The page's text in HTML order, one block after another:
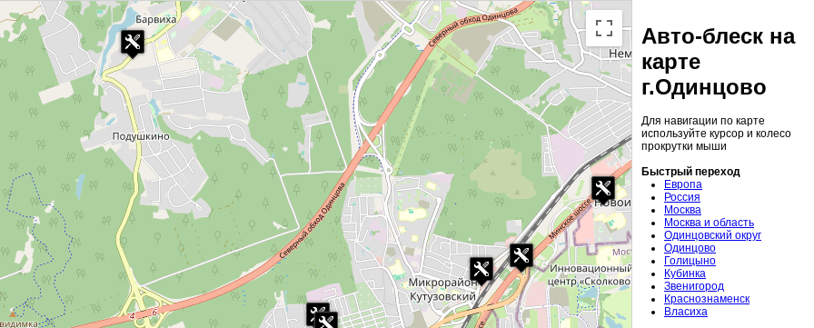
Авто-блеск на
карте
г.Одинцово
Для навигации по карте
используйте курсор и колесо
прокрутки мыши
Быстрый переход
Европа
Россия
Москва
Москва и область
Одинцовский округ
Одинцово
Голицыно
Кубинка
Звенигород
Краснознаменск
Власиха